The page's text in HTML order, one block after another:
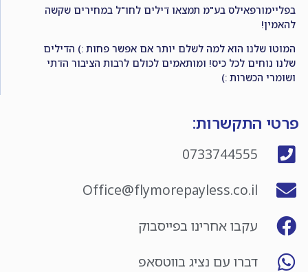
בפליימורפאילס בע"מ תמצאו דילים לחו"ל במחירים שקשה
להאמין!
המוטו שלנו הוא למה לשלם יותר אם אפשר פחות :) הדילים
שלנו נוחים לכל כיס! ומותאמים לכולם לרבות הציבור הדתי
ושומרי הכשרות :)
פרטי התקשרות:
0733744555
Office@flymorepayless.co.il
עקבו אחרינו בפייסבוק
דברו עם נציג בווטסאפ